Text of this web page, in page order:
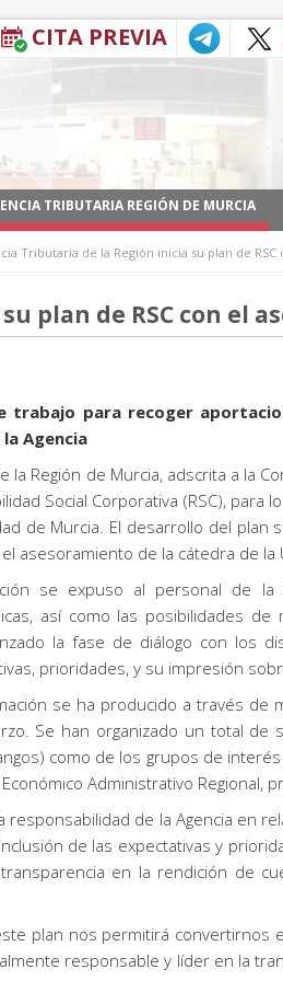
CITA PREVIA
TRIBUTARIA REGIÓN DE MURCIA
Tributaria de la Región inicia su plan de
plan de RSC con el
trabajo para recoger
Agencia
la Región de Murcia, adscrita a la
Social Corporativa (RSC),
de Murcia. El desarrollo del
asesoramiento de la cátedra de la
se expuso al personal de
así como las posibilidades
la fase de diálogo con los
prioridades, y su impresión
se ha producido a través de
Se han organizado un total
como de los grupos de
Administrativo Regional,
de la Agencia en
de las expectativas y
en la rendición de
plan nos permitirá
responsable y líder en la